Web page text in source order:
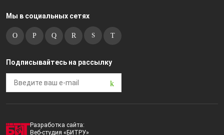
Мы в социальных сетях
Подписывайтесь на рассылку
Разработка сайта:
Веб-студия «БИТРУ»